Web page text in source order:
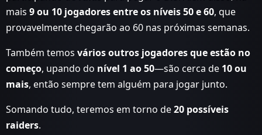
mais 9 ou 10 jogadores entre os níveis 50 e 60, que
provavelmente chegarão ao 60 nas próximas semanas.
Também temos vários outros jogadores que estão no
começo, upando do nível 1 ao 50—são cerca de 10 ou
mais, então sempre tem alguém para jogar junto.
Somando tudo, teremos em torno de20 possíveis
raiders.